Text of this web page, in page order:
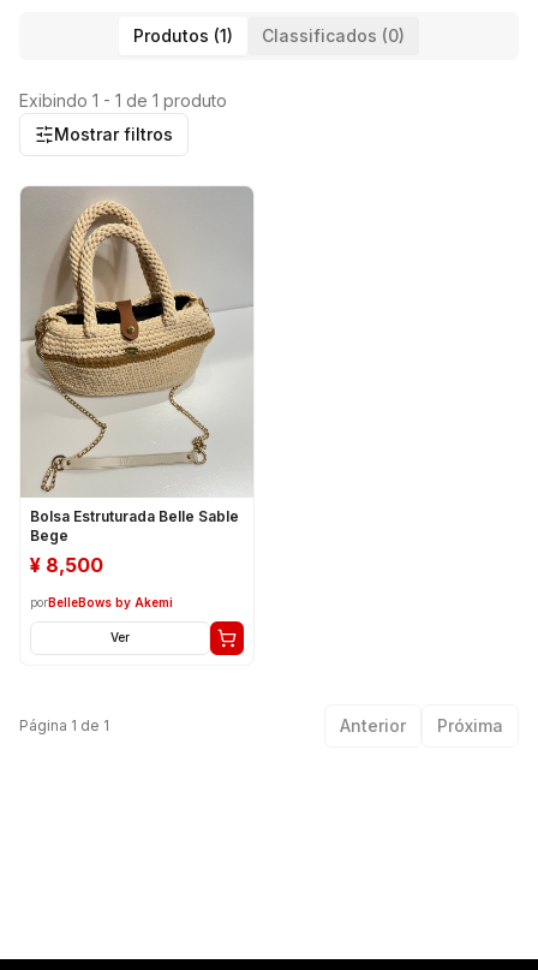
Produtos (1) Classificados (0)
Exibindo 1 - 1 de 1 produto
Mostrar filtros
Bolsa Estruturada Belle Sable
Bege
¥ 8,500
porBelleBows by Akemi
Ver
Página 1 de 1 Anterior Próxima